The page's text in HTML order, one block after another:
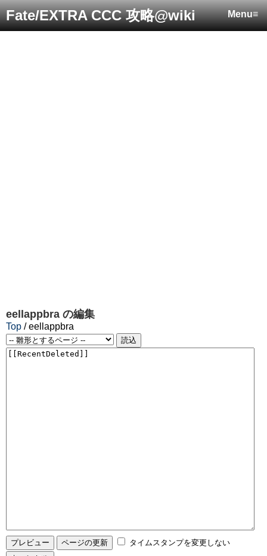
Menu≡
Fate/EXTRA CCC 攻略@wiki
eellappbra の編集
Top / eellappbra
タイムスタンプを変更しない